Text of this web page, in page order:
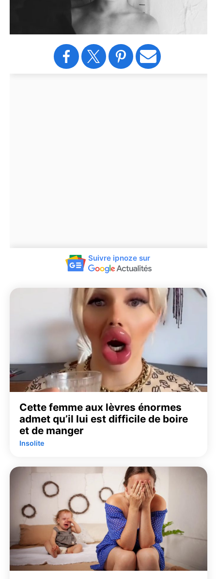
Suivre ipnoze sur
Cette femme aux lèvres énormes
admet qu’il lui est difficile de boire
et de manger
Insolite